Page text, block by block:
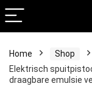
Home Shop
Elektrisch
draagbare emulsie